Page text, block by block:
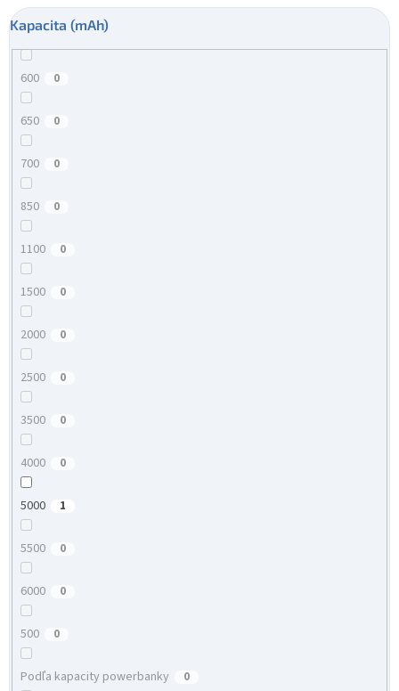
Kapacita (mAh)
600 0
650 0
700 0
850 0
1100 0
1500 0
2000 0
2500 0
3500 0
4000 0
5000 1
5500 0
6000 0
500 0
Podľa kapacity powerbanky 0